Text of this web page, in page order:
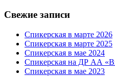
Свежие записи
Спикерская в марте 2026
Спикерская в марте 2025
Спикерская в мае 2024
Спикерская на ДР АА
Спикерская в мае 2023